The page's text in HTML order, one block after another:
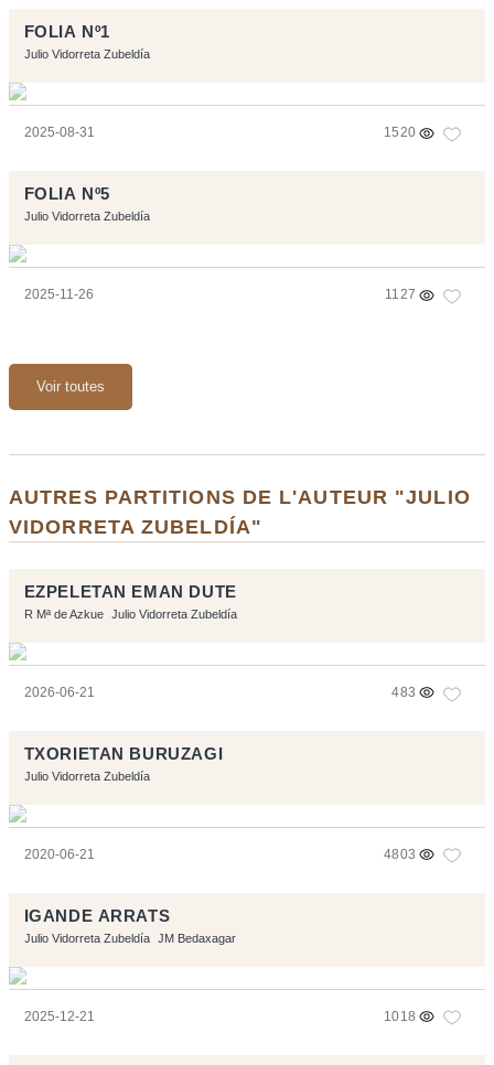
FOLIA Nº1
Julio Vidorreta Zubeldía
2025-08-31 1520
FOLIA Nº5
Julio Vidorreta Zubeldía
2025-11-26 1127
Voir toutes
AUTRES PARTITIONS DE L'AUTEUR "JULIO
VIDORRETA ZUBELDÍA"
EZPELETAN EMAN DUTE
R Mª de Azkue Julio Vidorreta Zubeldía
2026-06-21 483
TXORIETAN BURUZAGI
Julio Vidorreta Zubeldía
2020-06-21 4803
IGANDE ARRATS
Julio Vidorreta Zubeldía JM Bedaxagar
2025-12-21 1018